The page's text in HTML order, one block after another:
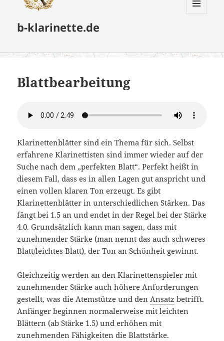
b-klarinette.de
Blattbearbeitung
Klarinettenblätter sind ein Thema für sich. Selbst
erfahrene Klarinettisten sind immer wieder auf der
Suche nach dem „perfekten Blatt“. Perfekt heißt in
diesem Fall, dass es in allen Lagen gut anspricht und
einen vollen klaren Ton erzeugt. Es gibt
Klarinettenblätter in unterschiedlichen Stärken. Das
fängt bei 1.5 an und endet in der Regel bei der Stärke
4.0. Grundsätzlich kann man sagen, dass mit
zunehmender Stärke (man nennt das auch schweres
Blatt/leichtes Blatt), der Ton an Schönheit gewinnt.
Gleichzeitig werden an den Klarinettenspieler mit
zunehmender Stärke auch höhere Anforderungen
gestellt, was die Atemstütze und den Ansatz betrifft.
Anfänger beginnen normalerweise mit leichten
Blättern (ab Stärke 1.5) und erhöhen mit
zunehmenden Fähigkeiten die Blattstärke.